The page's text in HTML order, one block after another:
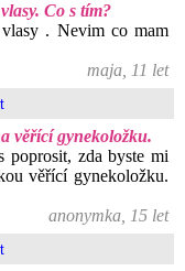
Co s tím?
. Nevim co mam
maja, 11 let
věřící gynekoložku.
poprosit, zda byste mi
věřící gynekoložku.
anonymka, 15 let